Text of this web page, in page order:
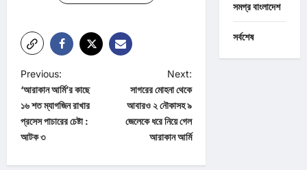
P
o
s
t
Previous:
‘আরাকান আর্মি’র কাছে
১৬ শত ম্যাগজিন রাখার
প্রসেস পাচারের চেষ্টা :
আটক ৩
Next:
সাগরের মোহনা থেকে
আবারও ২ নৌকাসহ ৯
জেলেকে ধরে নিয়ে গেল
আরাকান আর্মি
সমগ্র বাংলাদেশ
সর্বশেষ